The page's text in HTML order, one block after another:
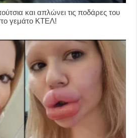
και απλώνει τις ποδάρες του
γεμάτο ΚΤΕΛ!